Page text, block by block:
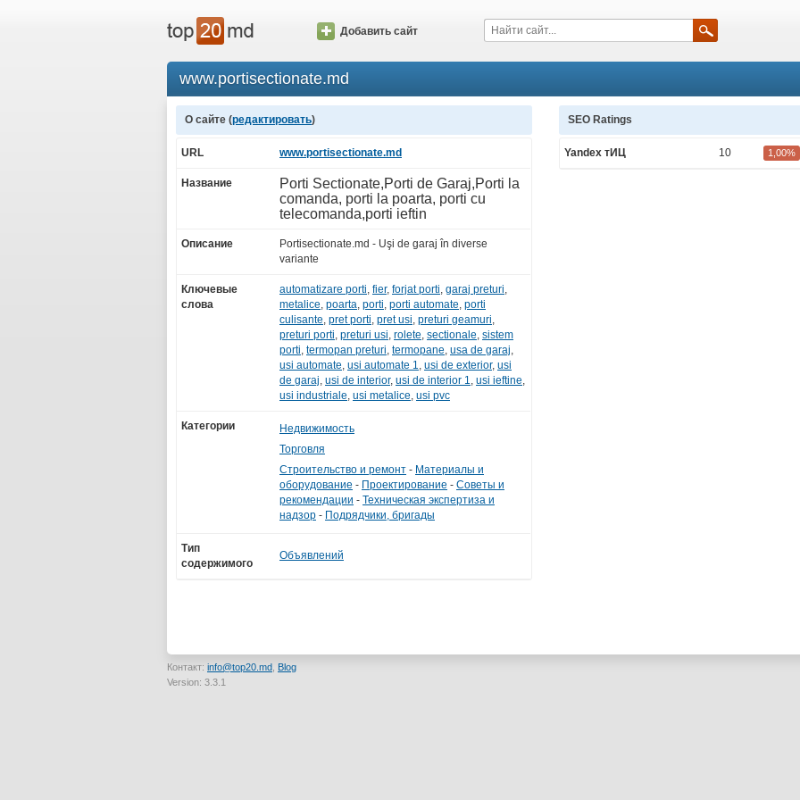
Добавить сайт
www.portisectionate.md
О сайте (редактировать)
URL www.portisectionate.md
Название
Porti Sectionate,Porti de Garaj,Porti la
comanda, porti la poarta, porti cu
telecomanda,porti ieftin
Описание
Portisectionate.md - Uşi de garaj în diverse
variante
Ключевые
слова
automatizare porti, fier, forjat porti, garaj preturi,
metalice, poarta, porti, porti automate, porti
culisante, pret porti, pret usi, preturi geamuri,
preturi porti, preturi usi, rolete, sectionale, sistem
porti, termopan preturi, termopane, usa de garaj,
usi automate, usi automate 1, usi de exterior, usi
de garaj, usi de interior, usi de interior 1, usi ieftine,
usi industriale, usi metalice, usi pvc
Категории
Недвижимость
Торговля
Строительство и ремонт - Материалы и
оборудование - Проектирование - Советы и
рекомендации - Техническая экспертиза и
надзор - Подрядчики, бригады
Тип
содержимого
Объявлений
SEO Ratings
Yandex тИЦ 10 1,00%
Контакт: info@top20.md Blog
Version: 3.3.1